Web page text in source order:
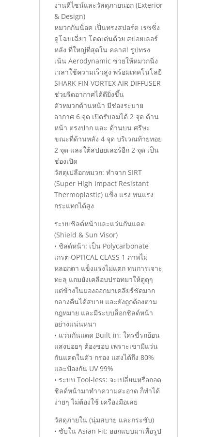
งานดีไซน์และวัสดุภายนอก (Exterior
& Design)
หมวกกันน็อค เป็นทรงสปอร์ต เรซซิ่ง
ดูโฉบเฉี่ยว โดดเด่นด้วย สปอยเลอร์
หลัง ที่ใหญ่ที่สุดใน คลาส! รูปทรง
เน้น Aerodynamic ช่วยให้หมวกนิ่ง
เวลาใช้ความเร็วสูง พร้อมเทคโนโลยี
SHARK FIN VORTEX AIR DIFFUSER
ช่วยรีดอากาศได้ดียิ่งขึ้น
ตัวหมวกด้านหน้า มีช่องระบาย
อากาศ 6 จุด เปิดรับลมได้ 2 จุด ด้าน
หน้า ตรงปาก และ ด้านบน ศรีษะ
ขณะที่ด้านหลัง 4 จุด บริเวณท้ายทอย
2 จุด และใต้สปอยเลอร์อีก 2 จุด เป็น
ช่องเปิด
วัสดุเปลือกหมวก: ทําจาก SIRT
(Super High Impact Resistant
Thermoplastic) แข็ง แรง ทนแรง
กระแทกได้สูง
ระบบชิลด์หน้าและแว่นกันแดด
(Shield & Sun Visor)
• ชิลด์หน้า: เป็น Polycarbonate
เกรต OPTICAL CLASS 1 ภาพไม่
หลอกตา แข็งแรงไม่แตก ทนการเจาะ
ทะลุ แถมยังเคลือบปรอทมาให้ดูดุๆ
แต่ข้างในมองออกมาเคลียร์ชัดมาก
กลางคืนได้สบาย และยังถูกต้องตาม
กฎหมาย และมีระบบล็อกชิลด์หน้า
อย่างแน่นหนา
• แว่นกันแดด Built-in: ใครขี่รถย้อน
แสงบ่อยๆ ต้องชอบ เพราะเขามีแว่น
กันแดดในตัว กรอง แสงได้ถึง 80%
และป้องกัน UV 99%
• ระบบ Tool-less: จะเปลี่ยนหรือถอด
ชิลด์หน้ามาทําาความสะอาด ก็ทําได้
ง่ายๆ ไม่ต้องใช้ เครื่องมือเลย
วัสดุภายใน (นุ่มสบาย และกระชับ)
• ซับใน Asian Fit: ออกแบบมาเพื่อรูป